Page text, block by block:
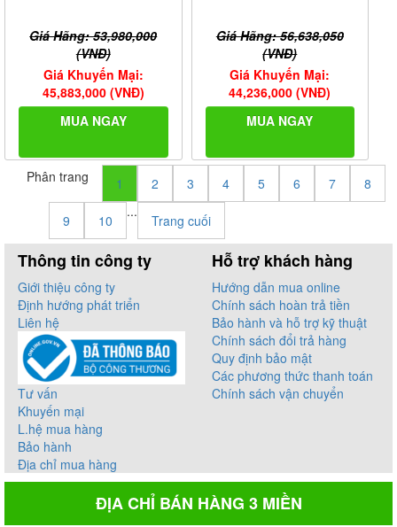
Giá Hãng: 53,980,000
(VNĐ)
Giá Khuyến Mại:
45,883,000 (VNĐ)
MUA NGAY
Giá Hãng: 56,638,050
(VNĐ)
Giá Khuyến Mại:
44,236,000 (VNĐ)
MUA NGAY
Phân trang 1 2 3 4 5 6 7 8
9 10
...
Trang cuối
Thông tin công ty
Giới thiệu công ty
Định hướng phát triển
Liên hệ
Tư vấn
Khuyến mại
L.hệ mua hàng
Bảo hành
Địa chỉ mua hàng
Hỗ trợ khách hàng
Hướng dẫn mua online
Chính sách hoàn trả tiền
Bảo hành và hỗ trợ kỹ thuật
Chính sách đổi trả hàng
Quy định bảo mật
Các phương thức thanh toán
Chính sách vận chuyển
ĐỊA CHỈ BÁN HÀNG 3 MIỀN